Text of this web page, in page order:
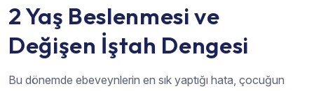
2 Yaş Beslenmesi ve
Değişen İştah Dengesi
Bu dönemde ebeveynlerin en sık yaptığı hata, çocuğun